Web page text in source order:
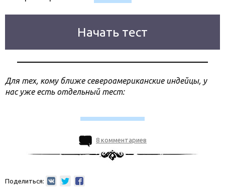
Начать тест
Для тех, кому ближе североамериканские индейцы, у
нас уже есть отдельный тест:
8 комментариев
Поделиться: